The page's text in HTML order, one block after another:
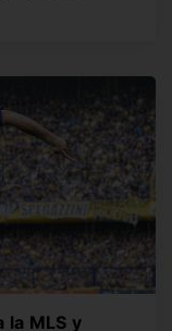
la MLS y